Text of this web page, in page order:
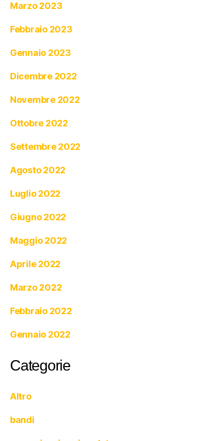
Marzo 2023
Febbraio 2023
Gennaio 2023
Dicembre 2022
Novembre 2022
Ottobre 2022
Settembre 2022
Agosto 2022
Luglio 2022
Giugno 2022
Maggio 2022
Aprile 2022
Marzo 2022
Febbraio 2022
Gennaio 2022
Categorie
Altro
bandi